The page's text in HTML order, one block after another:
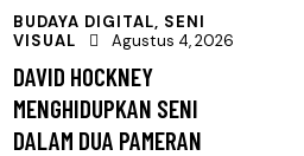
BUDAYA DIGITAL, SENI
VISUAL
Agustus 4, 2026
DAVID HOCKNEY
MENGHIDUPKAN SENI
DALAM DUA PAMERAN